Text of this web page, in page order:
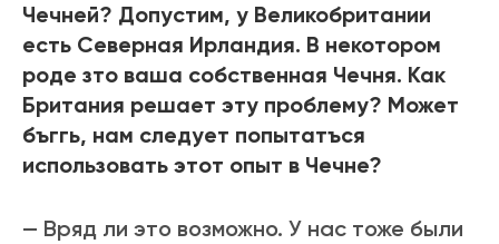
Чечней? Допустим, у Великобритании
есть Северная Ирландия. В некотором
роде зто ваша собственная Чечня. Как
Британия решает эту проблему? Может
бъггь, нам следует попытатъся
использовать этот опыт в Чечне?
— Вряд ли это возможно. У нас тоже были